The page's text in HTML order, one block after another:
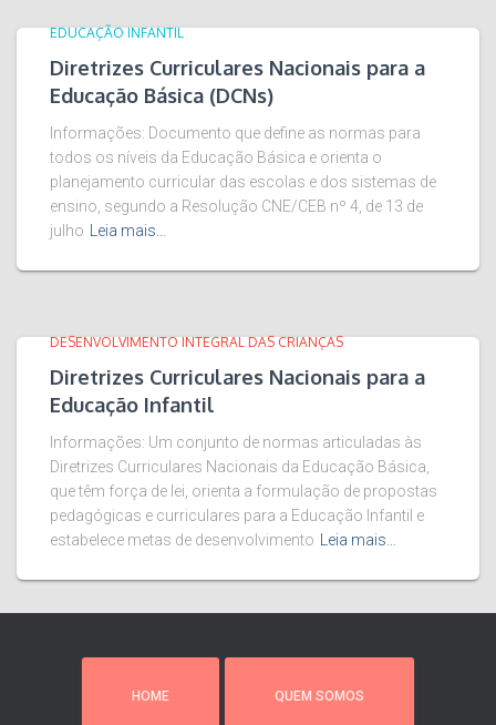
EDUCAÇÃO INFANTIL
Diretrizes Curriculares Nacionais para a
Educação Básica (DCNs)
Informações: Documento que define as normas para
todos os níveis da Educação Básica e orienta o
planejamento curricular das escolas e dos sistemas de
ensino, segundo a Resolução CNE/CEB nº 4, de 13 de
julho
Leia mais…
DESENVOLVIMENTO INTEGRAL DAS CRIANÇAS
Diretrizes Curriculares Nacionais para a
Educação Infantil
Informações: Um conjunto de normas articuladas às
Diretrizes Curriculares Nacionais da Educação Básica,
que têm força de lei, orienta a formulação de propostas
pedagógicas e curriculares para a Educação Infantil e
estabelece metas de desenvolvimento
Leia mais…
HOME QUEM SOMOS